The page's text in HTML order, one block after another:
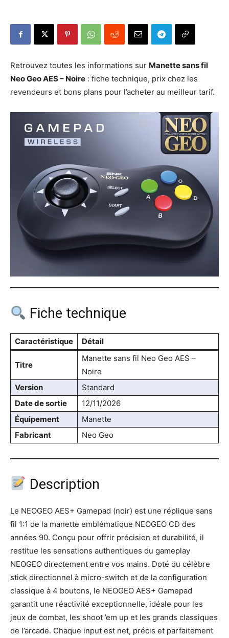
Retrouvez toutes les informations sur Manette sans fil
Neo Geo AES – Noire : fiche technique, prix chez les
revendeurs et bons plans pour l’acheter au meilleur tarif.
Fiche technique
Caractéristique Détail
Titre
Manette sans fil Neo Geo AES –
Noire
Version
Standard
Date de sortie
12/11/2026
Équipement
Manette
Fabricant
Neo Geo
Description
Le NEOGEO AES+ Gamepad (noir) est une réplique sans
fil 1:1 de la manette emblématique NEOGEO CD des
années 90. Conçu pour offrir précision et durabilité, il
restitue les sensations authentiques du gameplay
NEOGEO directement entre vos mains. Doté du célèbre
stick directionnel à micro-switch et de la configuration
classique à 4 boutons, le NEOGEO AES+ Gamepad
garantit une réactivité exceptionnelle, idéale pour les
jeux de combat, les shoot ’em up et les grands classiques
de l’arcade. Chaque input est net, précis et parfaitement